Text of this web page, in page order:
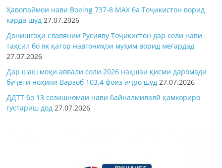
Ҳавопаймои нави Boeing 737-8 MAX ба Тоҷикистон ворид
карда шуд 27.07.2026
Донишгоҳи славянии Русияву Тоҷикистон дар соли нави
таҳсил бо як қатор навгониҳои муҳим ворид мегардад
27.07.2026
Дар шаш моҳи аввали соли 2026 нақшаи қисми даромади
буҷети ноҳияи Варзоб 103,4 фоиз иҷро шуд 27.07.2026
ДДТТ бо 13 созишномаи нави байналмилалӣ ҳамкориро
густариш дод 27.07.2026